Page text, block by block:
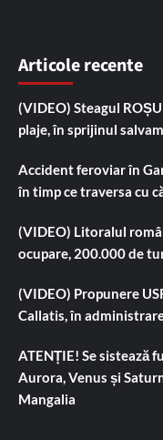
Articole recente
(VIDEO) Steagul
plaje, în sprijinul
Accident feroviar în
în timp ce traversa cu
(VIDEO) Litoralul
ocupare, 200.000 de
(VIDEO) Propunere
Callatis, în
ATENȚIE! Se sistează
Aurora, Venus și
Mangalia